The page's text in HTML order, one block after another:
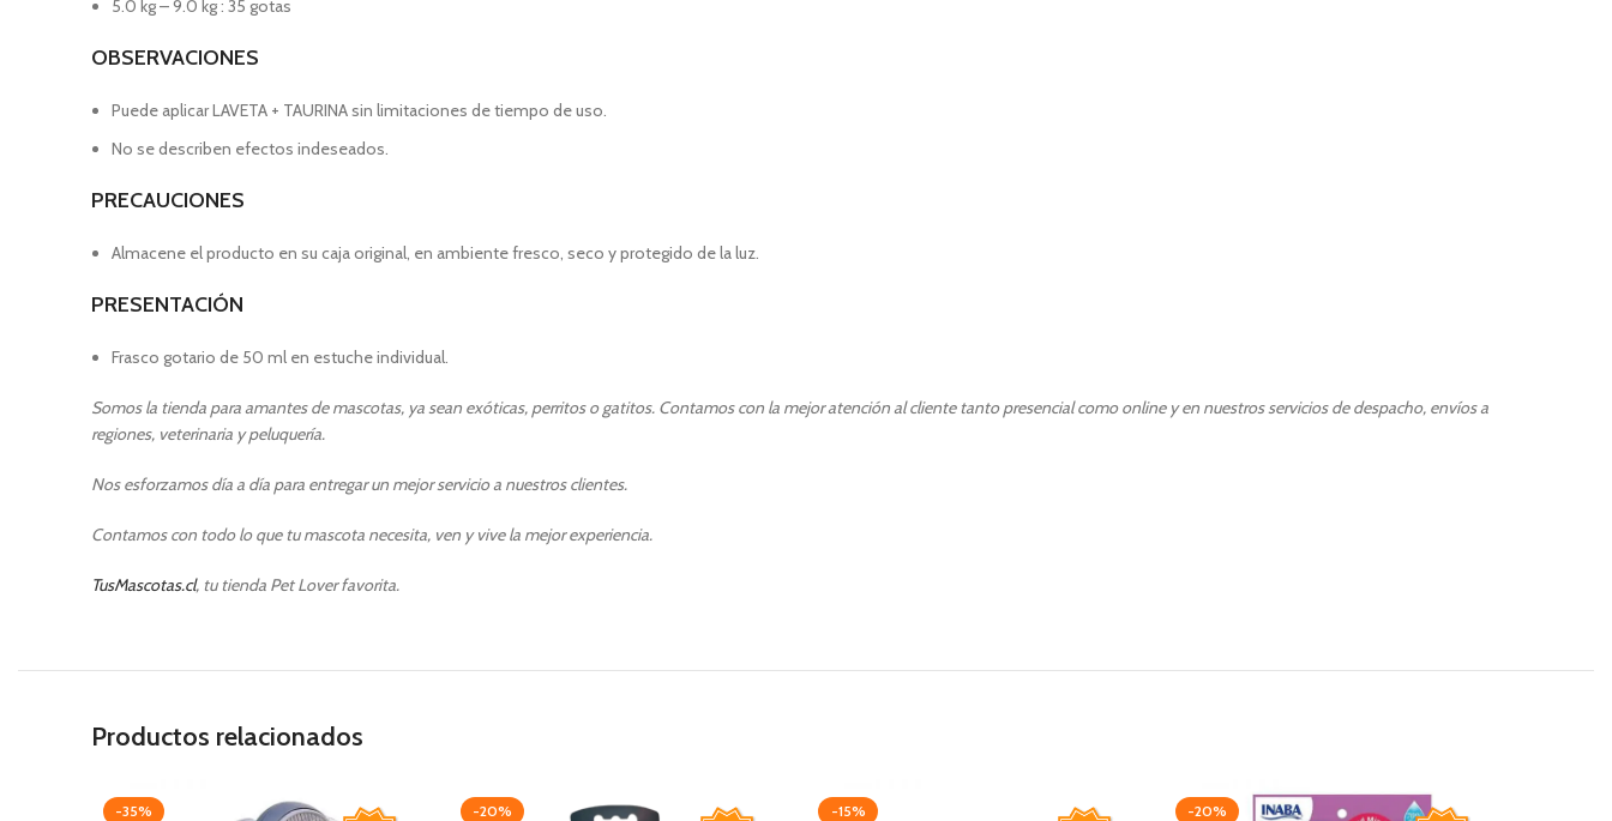
5.0 kg – 9.0 kg : 35 gotas
OBSERVACIONES
Puede aplicar LAVETA + TAURINA sin limitaciones de tiempo de uso.
No se describen efectos indeseados.
PRECAUCIONES
Almacene el producto en su caja original, en ambiente fresco, seco y protegido de la luz.
PRESENTACIÓN
Frasco gotario de 50 ml en estuche individual.
Somos la tienda para amantes de mascotas, ya sean exóticas, perritos o gatitos. Contamos con la mejor atención al cliente tanto presencial como online y en nuestros servicios de despacho, envíos a
regiones, veterinaria y peluquería.
Nos esforzamos día a día para entregar un mejor servicio a nuestros clientes.
Contamos con todo lo que tu mascota necesita, ven y vive la mejor experiencia.
TusMascotas.cl, tu tienda Pet Lover favorita.
Productos relacionados
-35% -20% -15% -20%